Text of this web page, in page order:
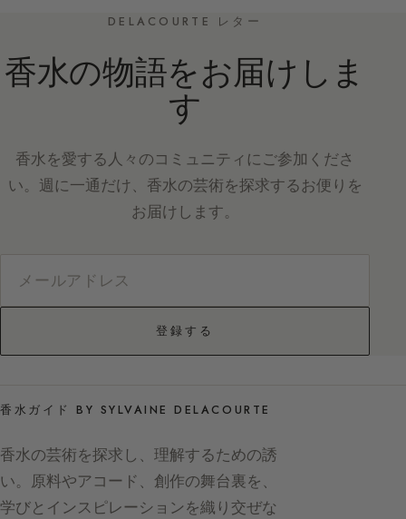
DELACOURTE レター
香水の物語をお届けしま
す
香水を愛する人々のコミュニティにご参加くださ
い。週に一通だけ、香水の芸術を探求するお便りを
お届けします。
登録する
香水ガイド BY SYLVAINE DELACOURTE
香水の芸術を探求し、理解するための誘
い。原料やアコード、創作の舞台裏を、
学びとインスピレーションを織り交ぜな